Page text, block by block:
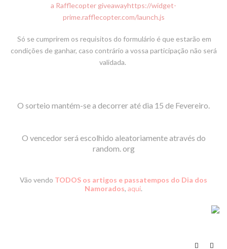
a Rafflecopter giveawayhttps://widget-
prime.rafflecopter.com/launch.js
Só se cumprirem os requisitos do formulário é que estarão em
condições de ganhar, caso contrário a vossa participação não será
validada.
O sorteio mantém-se a decorrer até dia 15 de Fevereiro.
O vencedor será escolhido aleatoriamente através do
random. org
Vão vendo TODOS os artigos e passatempos do Dia dos
Namorados, aqui.